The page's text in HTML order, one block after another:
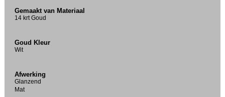
Gemaakt van Materiaal
14 krt Goud
Goud Kleur
Wit
Afwerking
Glanzend
Mat